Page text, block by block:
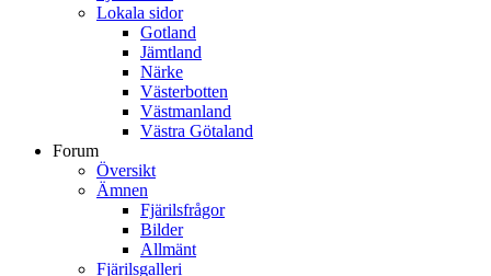
Lokala sidor
Gotland
Jämtland
Närke
Västerbotten
Västmanland
Västra Götaland
Forum
Översikt
Ämnen
Fjärilsfrågor
Bilder
Allmänt
Fjärilsgalleri